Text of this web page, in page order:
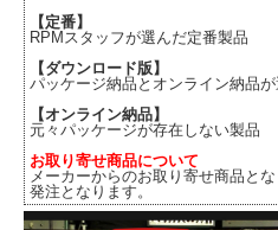
【定番】
RPMスタッフが選んだ定番製品
【ダウンロード版】
パッケージ納品とオンライン納品
【オンライン納品】
元々パッケージが存在しない製品
お取り寄せ商品について
メーカーからのお取り寄せ商品と
発注となります。